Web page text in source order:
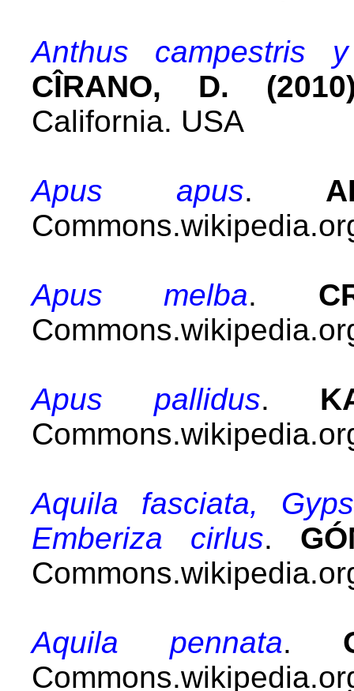
Anthus campestris
CÎRANO, D.
California. USA
Apus apus.
Apus melba.
Apus pallidus.
Aquila fasciata,
Emberiza cirlus.
Aquila pennata.